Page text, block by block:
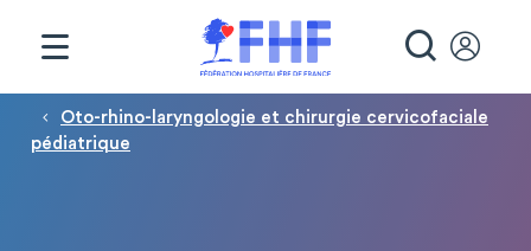
Fil d'Ariane
Oto-rhino-laryngologie et chirurgie cervicofaciale
pédiatrique
Panneau de gestion des cookies